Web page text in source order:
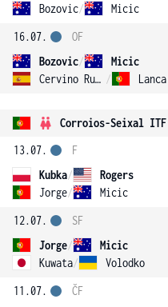
Bozovic/ Micic
16.07.
Bozovic/
Micic
Cervino Ruiz / Lanca
OF
Corroios-Seixal ITF
13.07.
Kubka/
Rogers
Jorge/ Micic
F
12.07.
Jorge/
Micic
Kuwata/ Volodko
SF
11.07.
ČF